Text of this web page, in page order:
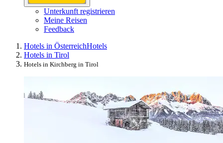
Unterkunft registrieren
Meine Reisen
Feedback
Hotels in ÖsterreichHotels
Hotels in Tirol
Hotels in Kirchberg in Tirol